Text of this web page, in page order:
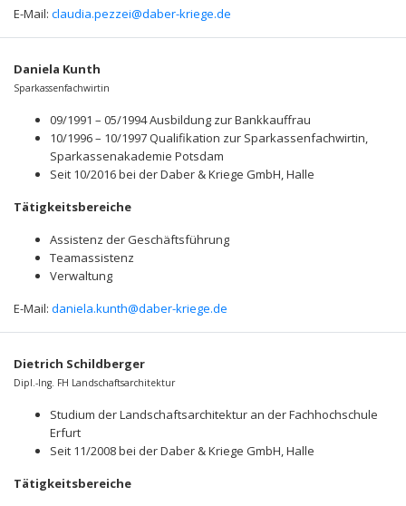
E-Mail: claudia.pezzei@daber-kriege.de
Daniela Kunth
Sparkassenfachwirtin
09/1991 – 05/1994 Ausbildung zur Bankkauffrau
10/1996 – 10/1997 Qualifikation zur Sparkassenfachwirtin,
Sparkassenakademie Potsdam
Seit 10/2016 bei der Daber & Kriege GmbH, Halle
Tätigkeitsbereiche
Assistenz der Geschäftsführung
Teamassistenz
Verwaltung
E-Mail: daniela.kunth@daber-kriege.de
Dietrich Schildberger
Dipl.-Ing. FH Landschaftsarchitektur
Studium der Landschaftsarchitektur an der Fachhochschule
Erfurt
Seit 11/2008 bei der Daber & Kriege GmbH, Halle
Tätigkeitsbereiche